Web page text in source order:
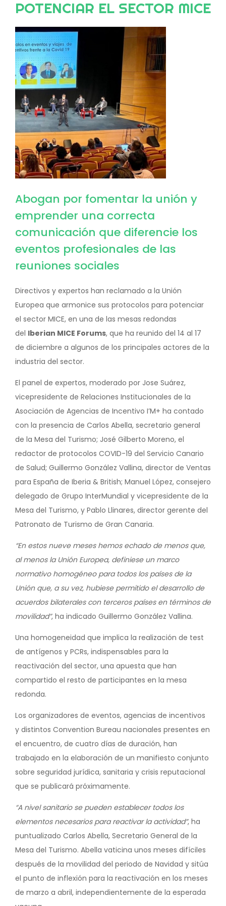
POTENCIAR EL SECTOR MICE
Image
Abogan por fomentar la unión y
emprender una correcta
comunicación que diferencie los
eventos profesionales de las
reuniones sociales
Directivos y expertos han reclamado a la Unión
Europea que armonice sus protocolos para potenciar
el sector MICE, en una de las mesas redondas
del Iberian MICE Forums, que ha reunido del 14 al 17
de diciembre a algunos de los principales actores de la
industria del sector.
El panel de expertos, moderado por Jose Suárez,
vicepresidente de Relaciones Institucionales de la
Asociación de Agencias de Incentivo I’M+ ha contado
con la presencia de Carlos Abella, secretario general
de la Mesa del Turismo; José Gilberto Moreno, el
redactor de protocolos COVID-19 del Servicio Canario
de Salud; Guillermo González Vallina, director de Ventas
para España de Iberia & British; Manuel López, consejero
delegado de Grupo InterMundial y vicepresidente de la
Mesa del Turismo, y Pablo Llinares, director gerente del
Patronato de Turismo de Gran Canaria.
“En estos nueve meses hemos echado de menos que,
al menos la Unión Europea, definiese un marco
normativo homogéneo para todos los países de la
Unión que, a su vez, hubiese permitido el desarrollo de
acuerdos bilaterales con terceros países en términos de
movilidad”, ha indicado Guillermo González Vallina.
Una homogeneidad que implica la realización de test
de antígenos y PCRs, indispensables para la
reactivación del sector, una apuesta que han
compartido el resto de participantes en la mesa
redonda.
Los organizadores de eventos, agencias de incentivos
y distintos Convention Bureau nacionales presentes en
el encuentro, de cuatro días de duración, han
trabajado en la elaboración de un manifiesto conjunto
sobre seguridad jurídica, sanitaria y crisis reputacional
que se publicará próximamente.
“A nivel sanitario se pueden establecer todos los
elementos necesarios para reactivar la actividad”, ha
puntualizado Carlos Abella, Secretario General de la
Mesa del Turismo. Abella vaticina unos meses difíciles
después de la movilidad del periodo de Navidad y sitúa
el punto de inflexión para la reactivación en los meses
de marzo a abril, independientemente de la esperada